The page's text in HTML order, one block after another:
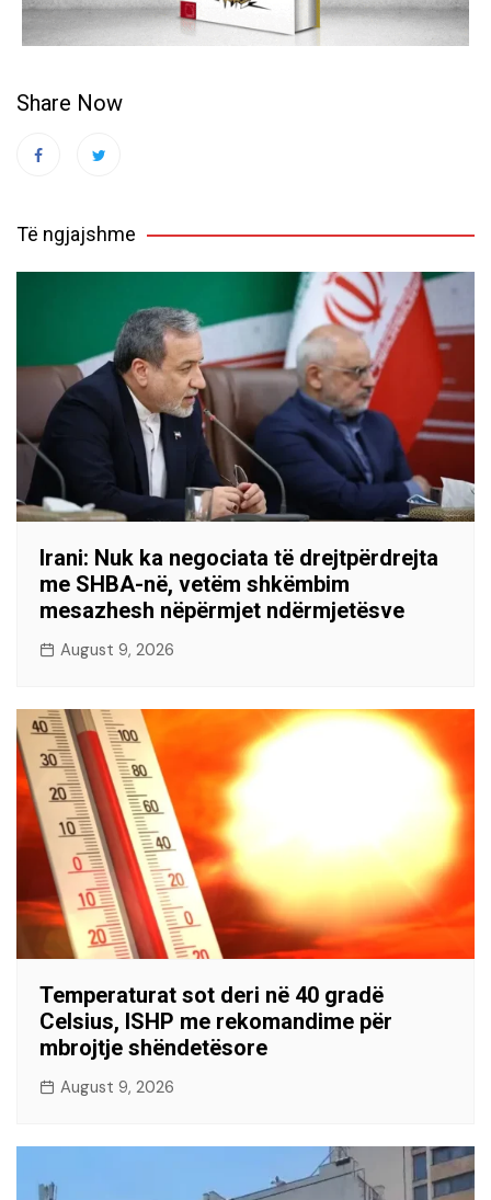
Share Now
Të ngjajshme
Irani: Nuk ka negociata të drejtpërdrejta
me SHBA-në, vetëm shkëmbim
mesazhesh nëpërmjet ndërmjetësve
August 9, 2026
Temperaturat sot deri në 40 gradë
Celsius, ISHP me rekomandime për
mbrojtje shëndetësore
August 9, 2026